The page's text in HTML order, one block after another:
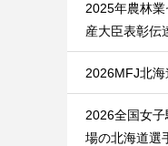
2025年農林
産大臣表彰伝
2026MFJ北
2026全国女
場の北海道選